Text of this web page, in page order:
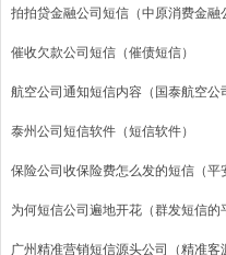
拍拍贷金融公司短信（中原消费金融
催收欠款公司短信（催债短信）
航空公司通知短信内容（国泰航空公
泰州公司短信软件（短信软件）
保险公司收保险费怎么发的短信（平
为何短信公司遍地开花（群发短信的
广州精准营销短信源头公司（精准客